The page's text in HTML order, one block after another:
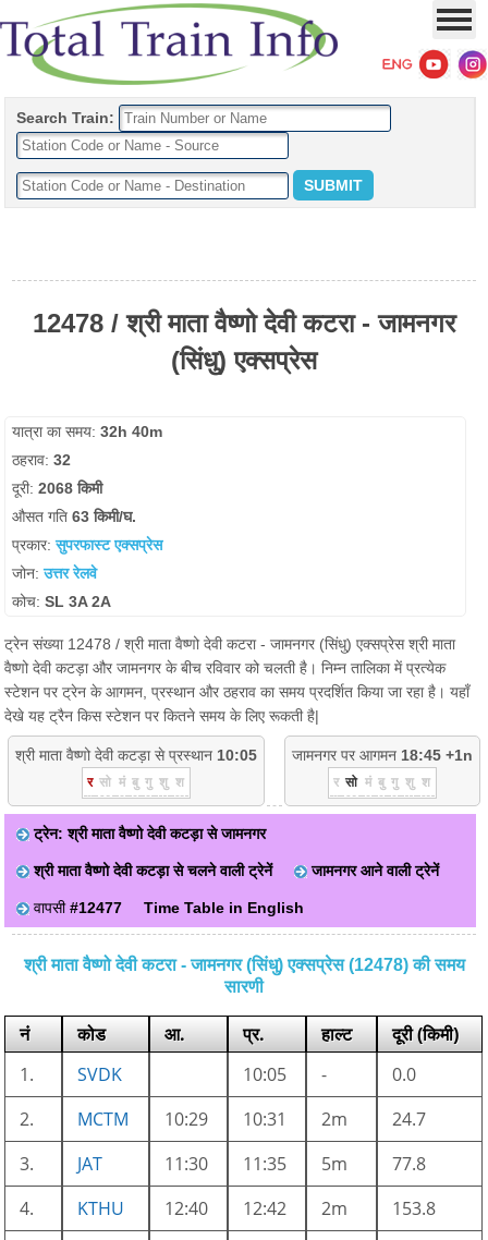
Search Train:
12478 / श्री माता वैष्णो देवी कटरा - जामनगर
(सिंधु) एक्सप्रेस
यात्रा का समय:32h 40m
ठहराव:32
दूरी:2068 किमी
औसत गति63 किमी/घ.
प्रकार:सुपरफास्ट एक्सप्रेस
जोन:उत्तर रेलवे
कोच:SL 3A 2A
ट्रेन संख्या 12478 / श्री माता वैष्णो देवी कटरा - जामनगर (सिंधु) एक्सप्रेस श्री माता
वैष्णो देवी कटड़ा और जामनगर के बीच रविवार को चलती है। निम्न तालिका में प्रत्येक
स्टेशन पर ट्रेन के आगमन, प्रस्थान और ठहराव का समय प्रदर्शित किया जा रहा है। यहाँ
देखे यह ट्रैन किस स्टेशन पर कितने समय के लिए रूकती है|
श्री माता वैष्णो देवी कटड़ा से प्रस्थान 10:05
र सो मं बु गु शु श
जामनगर पर आगमन 18:45 +1n
र सो मं बु गु शु श
ट्रेन: श्री माता वैष्णो देवी कटड़ा से जामनगर
श्री माता वैष्णो देवी कटड़ा से चलने वाली ट्रेनें जामनगर आने वाली ट्रेनें
वापसी#12477 Time Table in English
श्री माता वैष्णो देवी कटरा - जामनगर (सिंधु) एक्सप्रेस (12478) की समय
सारणी
नं कोड आ. प्र. हाल्ट
दूरी (किमी)
1.
SVDK 10:05 -
0.0
2.
MCTM 10:29 10:31 2m
24.7
3.
JAT 11:30 11:35 5m
77.8
4.
KTHU 12:40 12:42 2m
153.8